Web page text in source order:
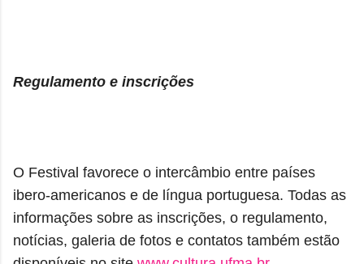
Regulamento e inscrições
O Festival favorece o intercâmbio entre países
ibero-americanos e de língua portuguesa. Todas as
informações sobre as inscrições, o regulamento,
notícias, galeria de fotos e contatos também estão